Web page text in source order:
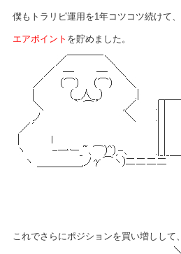
僕もトラリピ運用を1年コツコツ続けて、
エアポイント を貯めました。
これでさらにポジションを買い増しして、